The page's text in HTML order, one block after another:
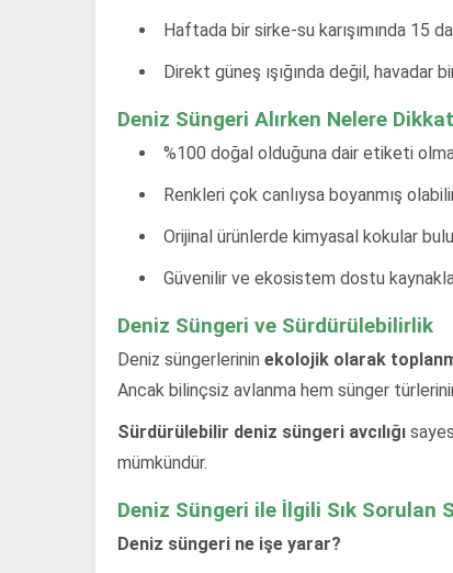
Haftada bir sirke-su karışımında 15
Direkt güneş ışığında değil, havadar
Deniz Süngeri Alırken Nelere
%100 doğal olduğuna dair etiketi
Renkleri çok canlıysa boyanmış
Orijinal ürünlerde kimyasal kokular
Güvenilir ve ekosistem dostu
Deniz Süngeri ve Sürdürülebilirlik
Deniz süngerlerinin ekolojik olarak
Ancak bilinçsiz avlanma hem sünger
Sürdürülebilir deniz süngeri avcılığı
mümkündür.
Deniz Süngeri ile İlgili Sık Sorulan
Deniz süngeri ne işe yarar?